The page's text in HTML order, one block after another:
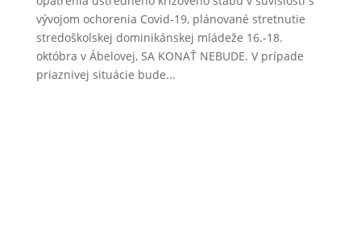
vývojom ochorenia Covid-19, plánované stretnutie
stredoškolskej dominikánskej mládeže 16.-18.
októbra v Ábelovej, SA KONAŤ NEBUDE. V prípade
priaznivej situácie bude...